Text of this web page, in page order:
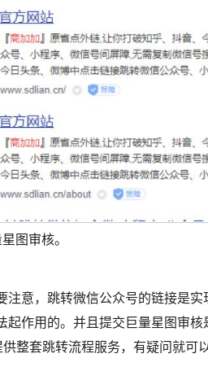
图审核。
注意，跳转微信公众号的链接是
起作用的。并且提交巨量星图审
整套跳转流程服务，有疑问就